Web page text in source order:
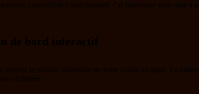
consultable à tout moment. Cet historique vous aide à
de bord interactif
la stabilité financière de votre casino en ligne. Le
éclairées.